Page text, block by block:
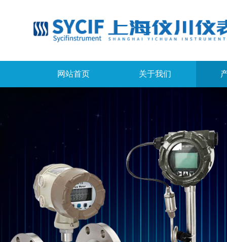
网站首页 关于我们